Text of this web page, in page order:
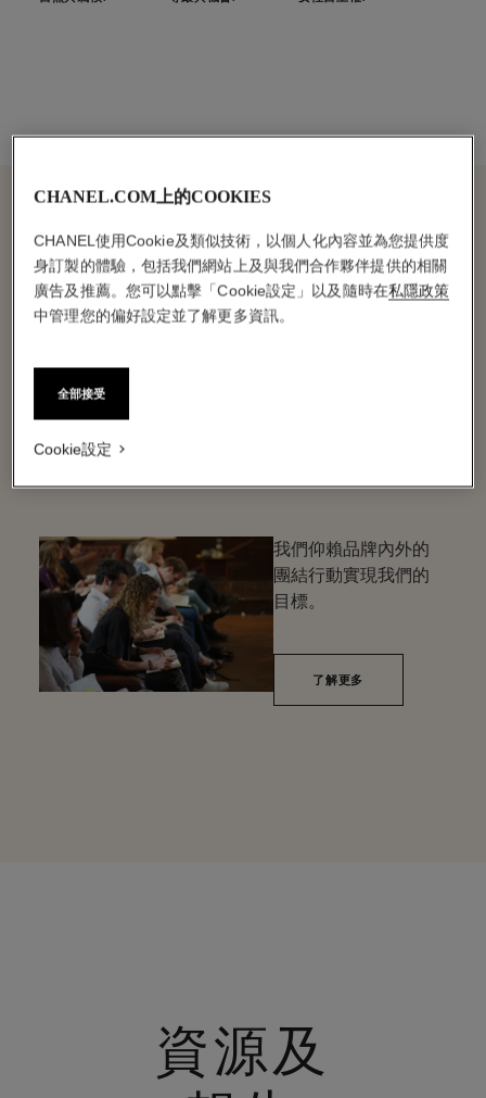
內部和外部的
團結行動
我們仰賴品牌內外的
團結行動實現我們的
目標。
了解更多
資源及
CHANEL.COM上的COOKIES
CHANEL使用Cookie及類似技術，以個人化內容並為您提供度
身訂製的體驗，包括我們網站上及與我們合作夥伴提供的相關
廣告及推薦。您可以點擊「Cookie設定」以及隨時在私隱政策
中管理您的偏好設定並了解更多資訊。
全部接受
Cookie設定